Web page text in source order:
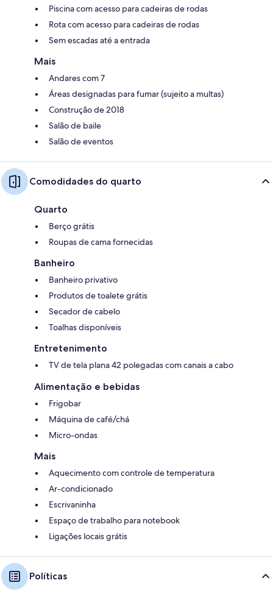
Piscina com acesso para cadeiras de rodas
Rota com acesso para cadeiras de rodas
Sem escadas até a entrada
Mais
Andares com 7
Áreas designadas para fumar (sujeito a multas)
Construção de 2018
Salão de baile
Salão de eventos
Comodidades do quarto
Quarto
Berço grátis
Roupas de cama fornecidas
Banheiro
Banheiro privativo
Produtos de toalete grátis
Secador de cabelo
Toalhas disponíveis
Entretenimento
TV de tela plana 42 polegadas com canais a cabo
Alimentação e bebidas
Frigobar
Máquina de café/chá
Micro-ondas
Mais
Aquecimento com controle de temperatura
Ar-condicionado
Escrivaninha
Espaço de trabalho para notebook
Ligações locais grátis
Políticas